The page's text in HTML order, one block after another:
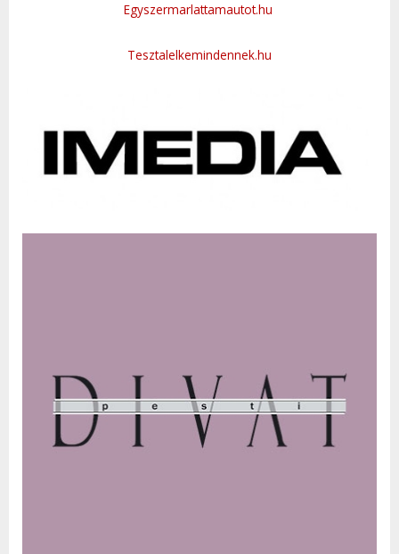
Egyszermarlattamautot.hu
Tesztalelkemindennek.hu